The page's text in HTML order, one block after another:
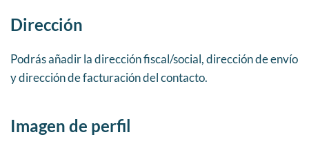
Dirección
Podrás añadir la dirección fiscal/social, dirección de envío
y dirección de facturación del contacto.
Imagen de perfil